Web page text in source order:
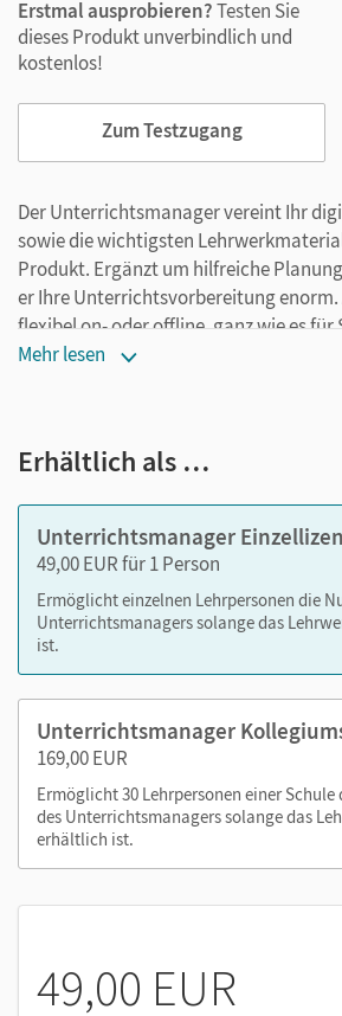
Erstmal ausprobieren?Testen Sie
dieses Produkt unverbindlich und
kostenlos!
Zum Testzugang
Der Unterrichtsmanager vereint Ihr
sowie die wichtigsten
Produkt. Ergänzt um hilfreiche
er Ihre Unterrichtsvorbereitung enorm.
flexibel on- oder offline, ganz wie es für
Ihr Unterrichtsmanager enthält :
die Handreichungen für den
Kopiervorlagen, Transkripte der
Videosequenzen sowie Lösungen
Schulbuchs)
Nutzen Sie den Unterrichtsmanager
oder über die Cornelsen Lernen App.
Mehr lesen
Erhältlich als …
Unterrichtsmanager
49,00 EUR für 1 Person
Ermöglicht einzelnen Lehrpersonen die
Unterrichtsmanagers solange das
ist.
Unterrichtsmanager
169,00 EUR
Ermöglicht 30 Lehrpersonen einer Schule
des Unterrichtsmanagers solange das
erhältlich ist.
49,00 EUR